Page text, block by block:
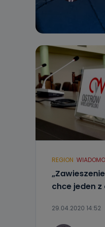
REGION
chce jeden z
29.04.2020 14:52